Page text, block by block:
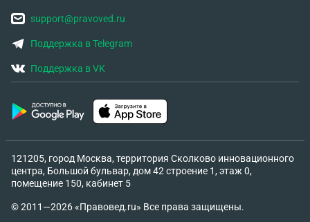
support@pravoved.ru
Поддержка в Telegram
Поддержка в VK
121205, город Москва, территория Сколково инновационного
центра, Большой бульвар, дом 42 строение 1, этаж 0,
помещение 150, кабинет 5
© 2011—2026 «Правовед.ru» Все права защищены.